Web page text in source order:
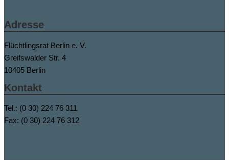
Adresse
Flüchtlingsrat Berlin e. V.
Greifswalder Str. 4
10405 Berlin
Kontakt
Tel.: (0 30) 224 76 311
Fax: (0 30) 224 76 312